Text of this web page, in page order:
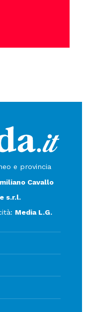
e provincia
Cavallo
s.r.l.
Media L.G.